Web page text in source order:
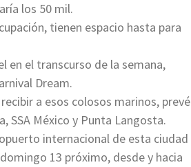
los 50 mil.
tienen espacio hasta para
en el transcurso de la semana,
Dream.
a esos colosos marinos, prevé
SSA México y Punta Langosta.
internacional de esta ciudad
13 próximo, desde y hacia